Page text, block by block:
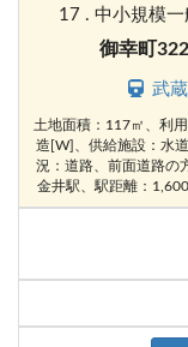
17 . 中小規模
御幸町
武
土地面積：117㎡、利
造[W]、供給施設：水
況：道路、前面道路の
金井駅、駅距離：